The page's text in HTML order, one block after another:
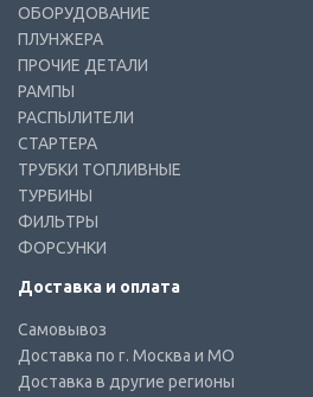
ОБОРУДОВАНИЕ
ПЛУНЖЕРА
ПРОЧИЕ ДЕТАЛИ
РАМПЫ
РАСПЫЛИТЕЛИ
СТАРТЕРА
ТРУБКИ ТОПЛИВНЫЕ
ТУРБИНЫ
ФИЛЬТРЫ
ФОРСУНКИ
Доставка и оплата
Самовывоз
Доставка по г. Москва и МО
Доставка в другие регионы